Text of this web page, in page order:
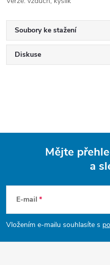
Soubory ke stažení
Diskuse
p
a
Mějte
a
E-mail
Vložením e-mailu souhlasíte s